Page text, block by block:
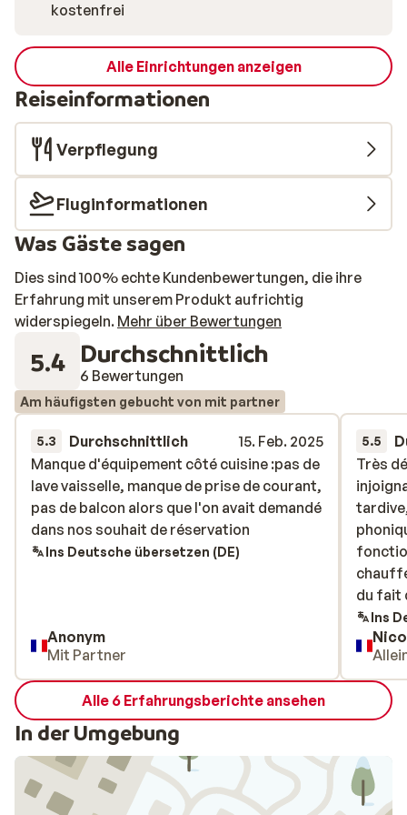
kostenfrei
Alle Einrichtungen anzeigen
Reiseinformationen
Verpflegung
Fluginformationen
Was Gäste sagen
Dies sind 100% echte Kundenbewertungen, die ihre
Erfahrung mit unserem Produkt aufrichtig
widerspiegeln. Mehr über Bewertungen
5.4 Durchschnittlich
6 Bewertungen
Am häufigsten gebucht von mit partner
5.3 Durchschnittlich
15. Feb. 2025
Manque d'équipement côté cuisine :pas de
lave vaisselle, manque de prise de courant,
pas de balcon alors que l'on avait demandé
dans nos souhait de réservation
Manque d'équipement côté cuisine :pas de
lave vaisselle, manque de prise de courant,
pas de balcon alors que l'on avait demandé
dans nos souhait de réservation
Ins Deutsche übersetzen (DE)
Anonym
Mit Partner
5.5
Très
du fait
entrée
tous
Très
du fait
Ins
Alle 6 Erfahrungsberichte ansehen
In der Umgebung